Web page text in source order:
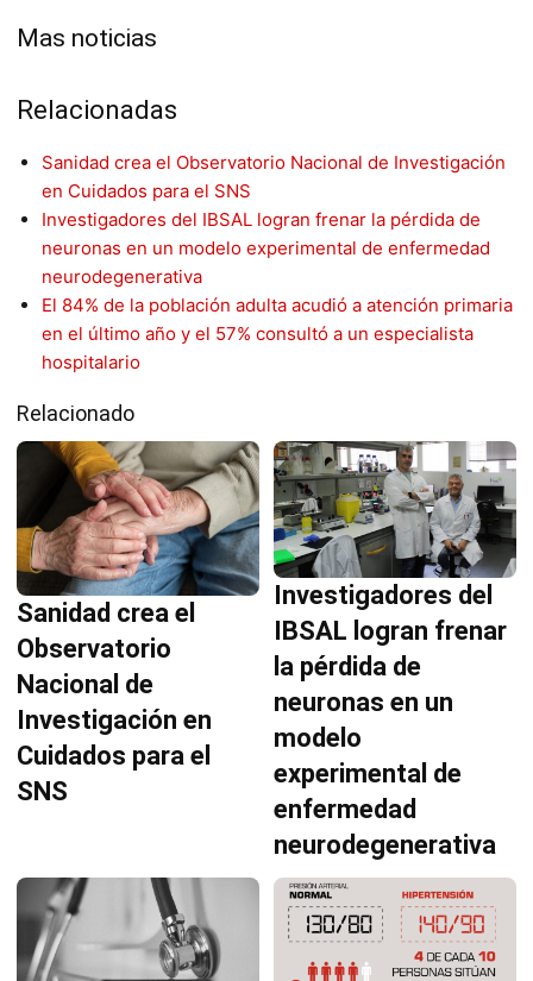
Mas noticias
Relacionadas
Sanidad crea el Observatorio Nacional de Investigación
en Cuidados para el SNS
Investigadores del IBSAL logran frenar la pérdida de
neuronas en un modelo experimental de enfermedad
neurodegenerativa
El 84% de la población adulta acudió a atención primaria
en el último año y el 57% consultó a un especialista
hospitalario
Relacionado
Sanidad crea el
Observatorio
Nacional de
Investigación en
Cuidados para el
SNS
Investigadores del
IBSAL logran frenar
la pérdida de
neuronas en un
modelo
experimental de
enfermedad
neurodegenerativa